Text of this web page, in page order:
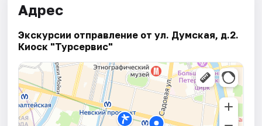
Адрес
Экскурсии отправление от ул. Думская, д.2.
Киоск "Турсервис"